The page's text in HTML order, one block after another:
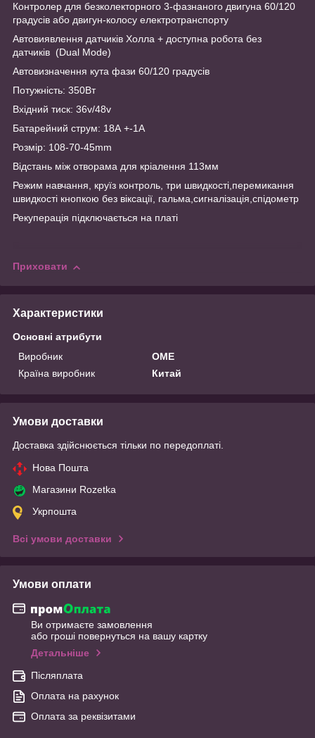
Контролер для безколекторного 3-фазнаного двигуна 60/120
градусів або двигун-колосу електротранспорту
Автовиявлення датчиків Холла + доступна робота без
датчиків (Dual Mode)
Автовизначення кута фази 60/120 градусів
Потужність: 350Вт
Вхідний тиск: 36v/48v
Батарейний струм: 18А +-1A
Розмір: 108-70-45mm
Відстань між отворама для кріалення 113мм
Режим навчання, круїз контроль, три швидкості,перемикання
швидкості кнопкою без віксації, гальма,сигналізація,спідометр
Рекуперація підключається на платі
Приховати
Характеристики
Основні атрибути
Виробник
OME
Країна виробник
Китай
Умови доставки
Доставка здійснюється тільки по передоплаті.
Нова Пошта
Магазини Rozetka
Укрпошта
Всі умови доставки
Умови оплати
Ви отримаєте замовлення
або гроші повернуться на вашу картку
Детальніше
Післяплата
Оплата на рахунок
Оплата за реквізитами